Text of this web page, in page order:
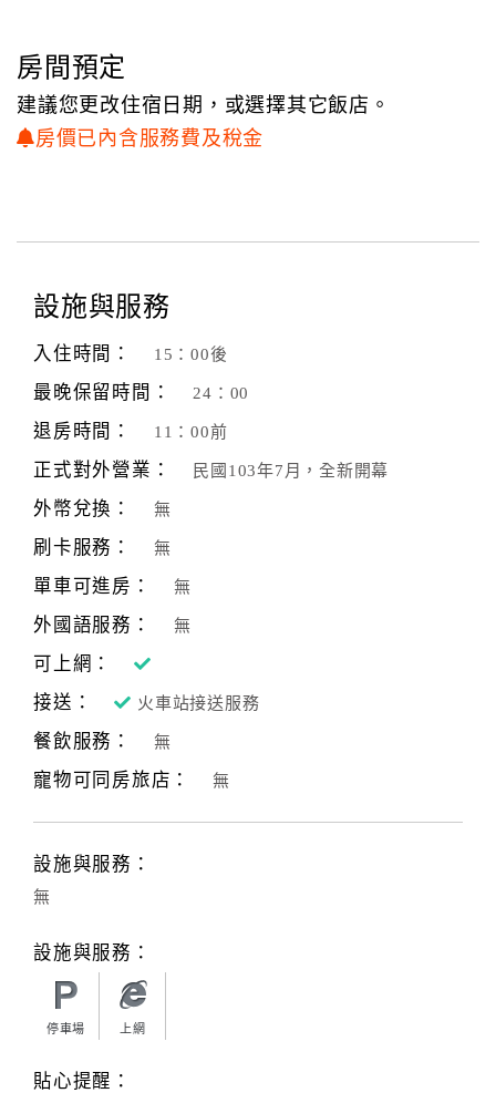
地
圖
顧
顧
客
滿
度
訂
單
理
會
員
戶
客
絡
單
服
房間預定
建議您更改住宿日期，或選擇其它飯店。
房價已內含服務費及稅金
設施與服務
入住時間： 15：00後
最晚保留時間： 24：00
退房時間： 11：00前
正式對外營業： 民國103年7月，全新開幕
外幣兌換： 無
刷卡服務： 無
單車可進房： 無
外國語服務： 無
可上網：
接送：
火車站接送服務
餐飲服務： 無
寵物可同房旅店： 無
設施與服務：
無
設施與服務：
停車場 上網
貼心提醒：